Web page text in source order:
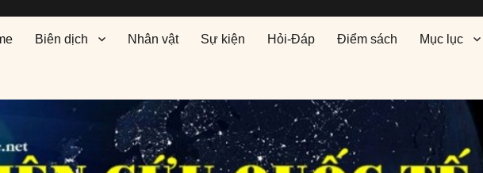
Biên dịch Nhân vật Sự kiện Hỏi-Đáp Điểm sách Mục lục